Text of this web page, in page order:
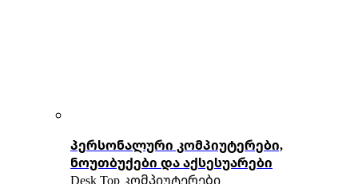
პერსონალური კომპიუტერები,
ნოუთბუქები და აქსესუარები
Desk Top კომპიუტერები